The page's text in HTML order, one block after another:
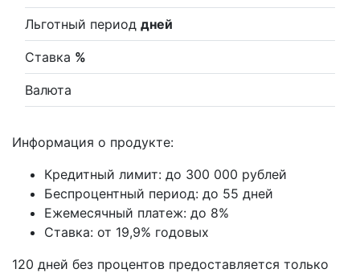
Льготный период дней
Ставка %
Валюта
Информация о продукте:
Кредитный лимит: до 300 000 рублей
Беспроцентный период: до 55 дней
Ежемесячный платеж: до 8%
Ставка: от 19,9% годовых
120 дней без процентов предоставляется только